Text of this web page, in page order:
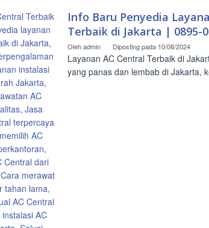
Info Baru Penyedia
Terbaik di Jakarta | 0895-
Olehadmin Diposting pada 10/08/2024
Layanan AC Central Terbaik di
yang panas dan lembab di Jakarta,